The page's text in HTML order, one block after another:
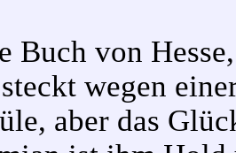
Buch von
wegen
aber das